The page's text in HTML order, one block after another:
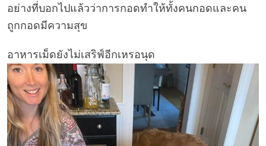
อย่างที่บอกไปแล้วว่าการกอดทำให้ทั้งคนกอดและคน
ถูกกอดมีความสุข
อาหารเม็ดยังไม่เสริฟ์อีกเหรอนุด